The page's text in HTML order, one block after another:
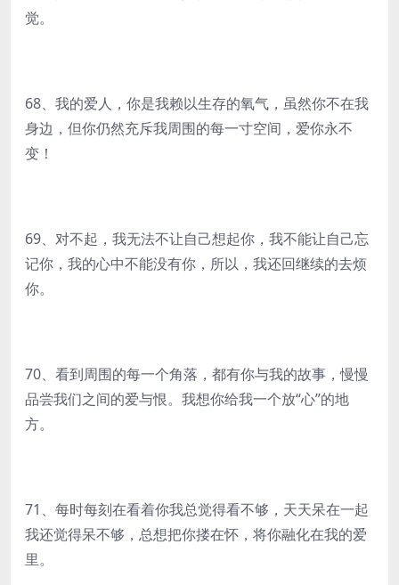
觉。
68、我的爱人，你是我赖以生存的氧气，虽然你不在我
身边，但你仍然充斥我周围的每一寸空间，爱你永不
变！
69、对不起，我无法不让自己想起你，我不能让自己忘
记你，我的心中不能没有你，所以，我还回继续的去烦
你。
70、看到周围的每一个角落，都有你与我的故事，慢慢
品尝我们之间的爱与恨。我想你给我一个放“心”的地
方。
71、每时每刻在看着你我总觉得看不够，天天呆在一起
我还觉得呆不够，总想把你搂在怀，将你融化在我的爱
里。